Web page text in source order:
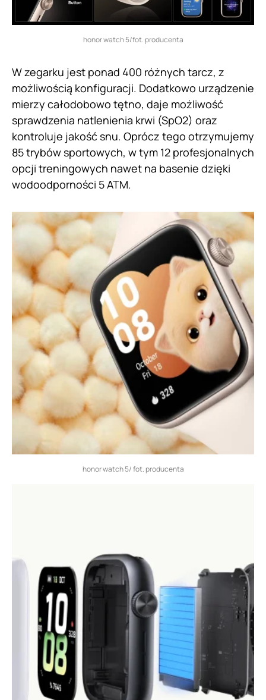
honor watch 5/fot. producenta
W zegarku jest ponad 400 różnych tarcz, z
możliwością konfiguracji. Dodatkowo urządzenie
mierzy całodobowo tętno, daje możliwość
sprawdzenia natlenienia krwi (SpO2) oraz
kontroluje jakość snu. Oprócz tego otrzymujemy
85 trybów sportowych, w tym 12 profesjonalnych
opcji treningowych nawet na basenie dzięki
wodoodporności 5 ATM.
honor watch 5/ fot. producenta